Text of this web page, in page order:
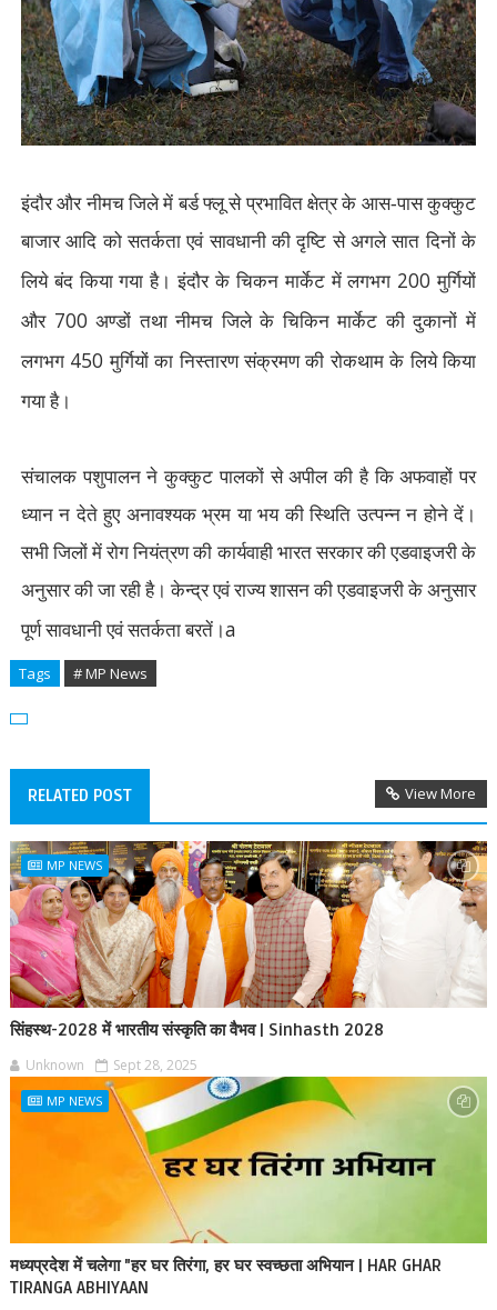
इंदौर और नीमच जिले में बर्ड फ्लू से प्रभावित क्षेत्र के आस-पास कुक्कुट
बाजार आदि को सतर्कता एवं सावधानी की दृष्टि से अगले सात दिनों के
लिये बंद किया गया है। इंदौर के चिकन मार्केट में लगभग 200 मुर्गियों
और 700 अण्डों तथा नीमच जिले के चिकिन मार्केट की दुकानों में
लगभग 450 मुर्गियों का निस्तारण संक्रमण की रोकथाम के लिये किया
गया है।
संचालक पशुपालन ने कुक्कुट पालकों से अपील की है कि अफवाहों पर
ध्यान न देते हुए अनावश्यक भ्रम या भय की स्थिति उत्पन्न न होने दें।
सभी जिलों में रोग नियंत्रण की कार्यवाही भारत सरकार की एडवाइजरी के
अनुसार की जा रही है। केन्द्र एवं राज्य शासन की एडवाइजरी के अनुसार
पूर्ण सावधानी एवं सतर्कता बरतें।a
Tags # MP News
RELATED POST View More
MP NEWS
सिंहस्थ-2028 में भारतीय संस्कृति का वैभव | Sinhasth 2028
Unknown Sept 28, 2025
MP NEWS
मध्यप्रदेश में चलेगा "हर घर तिरंगा, हर घर स्वच्छता अभियान | HAR GHAR
TIRANGA ABHIYAAN